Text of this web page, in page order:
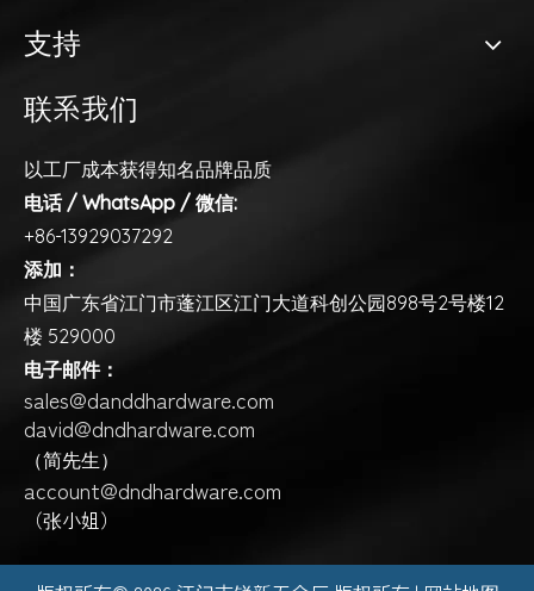
支持
联系我们
以工厂成本获得知名品牌品质
电话 / WhatsApp / 微信:
+86-13929037292
添加：
中国广东省江门市蓬江区江门大道科创公园898号2号楼12
楼 529000
电子邮件：
sales@danddhardware.com
david@dndhardware.com
（简先生）
account@dndhardware.com
（张小姐）